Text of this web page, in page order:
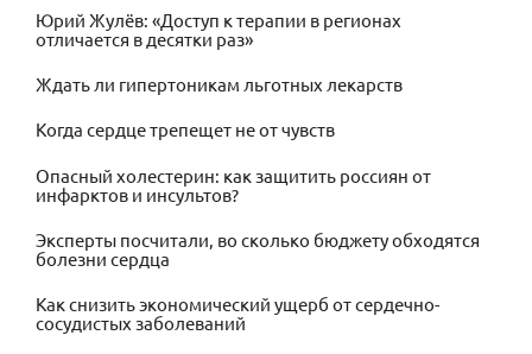
Юрий Жулёв: «Доступ к терапии в регионах
отличается в десятки раз»
Ждать ли гипертоникам льготных лекарств
Когда сердце трепещет не от чувств
Опасный холестерин: как защитить россиян от
инфарктов и инсультов?
Эксперты посчитали, во сколько бюджету обходятся
болезни сердца
Как снизить экономический ущерб от сердечно-
сосудистых заболеваний